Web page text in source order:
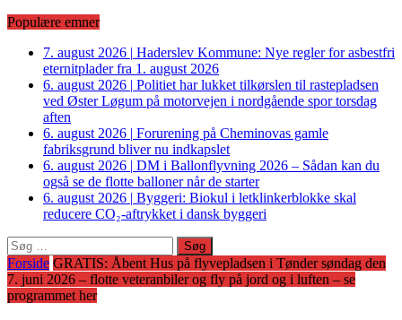
Populære emner
7. august 2026 | Haderslev Kommune: Nye regler for asbestfri
eternitplader fra 1. august 2026
6. august 2026 | Politiet har lukket tilkørslen til rastepladsen
ved Øster Løgum på motorvejen i nordgående spor torsdag
aften
6. august 2026 | Forurening på Cheminovas gamle
fabriksgrund bliver nu indkapslet
6. august 2026 | DM i Ballonflyvning 2026 – Sådan kan du
også se de flotte balloner når de starter
6. august 2026 | Byggeri: Biokul i letklinkerblokke skal
reducere CO₂-aftrykket i dansk byggeri
Søg
efter:
Forside GRATIS: Åbent Hus på flyvepladsen i Tønder søndag den
7. juni 2026 – flotte veteranbiler og fly på jord og i luften – se
programmet her